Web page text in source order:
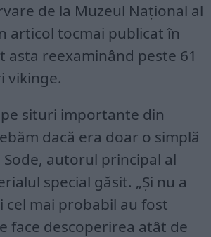
de la Muzeul Național al
articol tocmai publicat în
asta reexaminând peste 61
vikinge.
situri importante din
dacă era doar o simplă
autorul principal al
special găsit. „Și nu a
cel mai probabil au fost
face descoperirea atât de